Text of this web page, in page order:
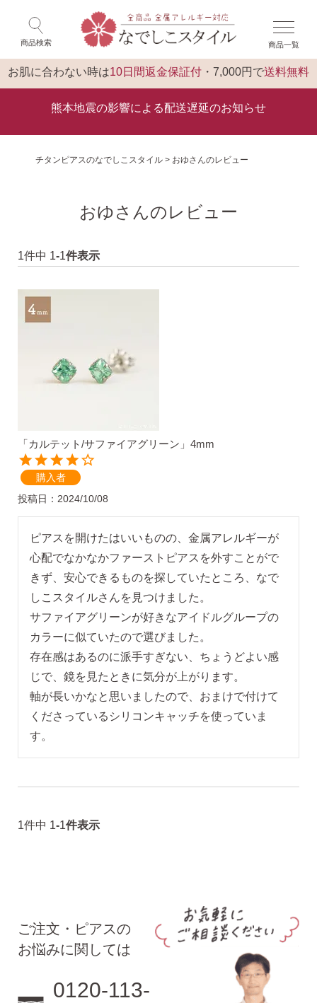
商品検索 商品一覧
お肌に合わない時は10日間返金保証付 ・7,000円で送料無料
熊本地震の影響による配送遅延のお知らせ
閉じる
ゲスト 様 こんにちは
#アイスカラー
スタッドピアス
揺れるスタッドピアス
無くした時の片耳ピアス
チタンピアスのなでしこスタイル おゆさんのレビュー
おゆさんのレビュー
1件中 1-1件表示
「カルテット/サファイアグリーン」4mm
購入者
投稿日
2024/10/08
ピアスを開けたはいいものの、金属アレルギーが
心配でなかなかファーストピアスを外すことがで
きず、安心できるものを探していたところ、なで
しこスタイルさんを見つけました。
サファイアグリーンが好きなアイドルグループの
カラーに似ていたので選びました。
存在感はあるのに派手すぎない、ちょうどよい感
じで、鏡を見たときに気分が上がります。
軸が長いかなと思いましたので、おまけで付けて
くださっているシリコンキャッチを使っていま
す。
1件中 1-1件表示
ご注文・ピアスの
お悩みに関しては
0120-113-